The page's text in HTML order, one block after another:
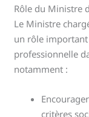
Rôle du Ministre
Le Ministre
un rôle important
professionnelle
notamment :
critères